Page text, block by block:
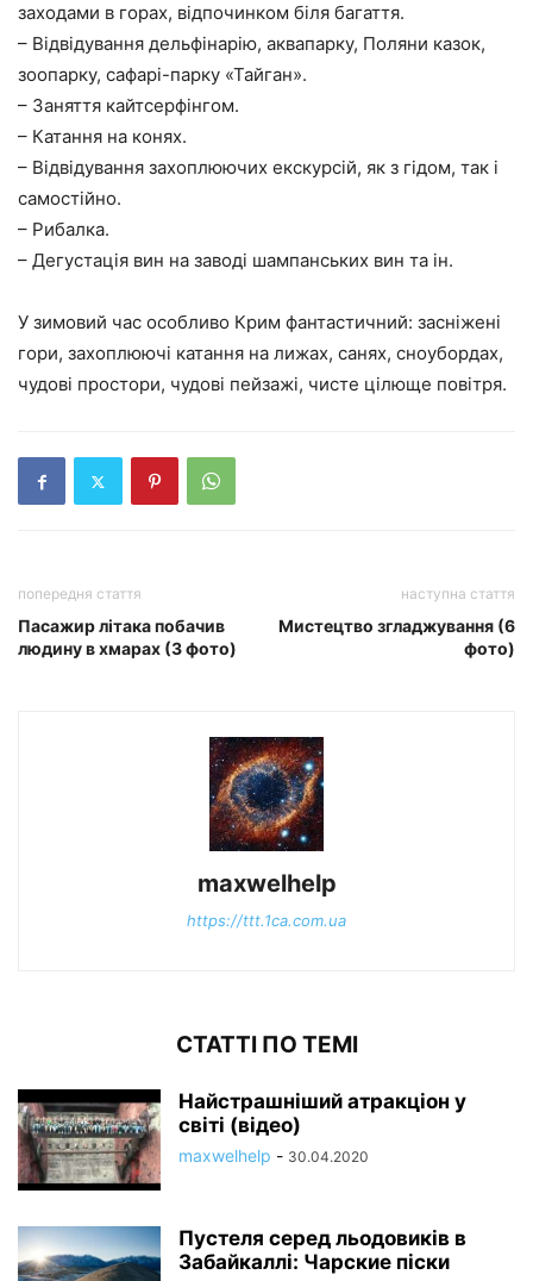
заходами в горах, відпочинком біля багаття.
– Відвідування дельфінарію, аквапарку, Поляни казок,
зоопарку, сафарі-парку «Тайган».
– Заняття кайтсерфінгом.
– Катання на конях.
– Відвідування захоплюючих екскурсій, як з гідом, так і
самостійно.
– Рибалка.
– Дегустація вин на заводі шампанських вин та ін.
У зимовий час особливо Крим фантастичний: засніжені
гори, захоплюючі катання на лижах, санях, сноубордах,
чудові простори, чудові пейзажі, чисте цілюще повітря.
попередня стаття
Пасажир літака побачив
людину в хмарах (3 фото)
наступна стаття
Мистецтво згладжування (6
фото)
maxwelhelp
https://ttt.1ca.com.ua
СТАТТІ ПО ТЕМІ
Найстрашніший атракціон у
світі (відео)
maxwelhelp - 30.04.2020
Пустеля серед льодовиків в
Забайкаллі: Чарские піски